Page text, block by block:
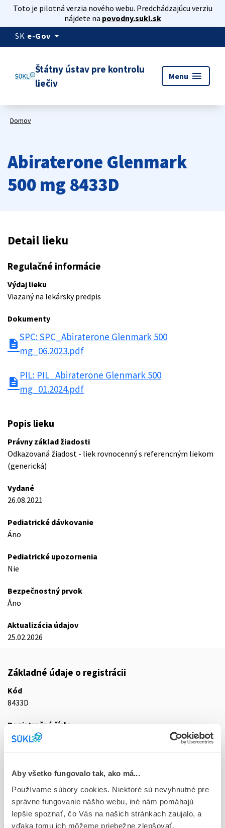
Aby všetko fungovalo tak, ako má...
Používame súbory cookies. Niektoré sú nevyhnutné pre
správne fungovanie nášho webu, iné nám pomáhajú
lepšie spoznať, čo Vás na našich stránkach zaujalo, a
vďaka tomu ich môžeme priebežne zlepšovať.
Toto je pilotná verzia nového webu. Predchádzajúcu verziu
nájdete na povodny.sukl.sk
SK e-Gov arrow_drop_down
Štátny ústav pre kontrolu
liečiv
Menu menu
Domov
Abiraterone Glenmark
500 mg 8433D
Detail lieku
Regulačné informácie
Výdaj lieku
Viazaný na lekársky predpis
Dokumenty
description
SPC: SPC_Abiraterone Glenmark 500
mg_06.2023.pdf
description
PIL: PIL_Abiraterone Glenmark 500
mg_01.2024.pdf
Popis lieku
Právny základ žiadosti
Odkazovaná žiadost - liek rovnocenný s referencným liekom
(generická)
Vydané
26.08.2021
Pediatrické dávkovanie
Áno
Pediatrické upozornenia
Nie
Bezpečnostný prvok
Áno
Aktualizácia údajov
25.02.2026
Základné údaje o registrácii
Kód
8433D
Registračné číslo
44/0227/21-S
tbl flm 60x500 mg (blis.PVC/PVDC/Al - priehľadné)
Stav
D - Registrácia bez obmedzenia platnosti